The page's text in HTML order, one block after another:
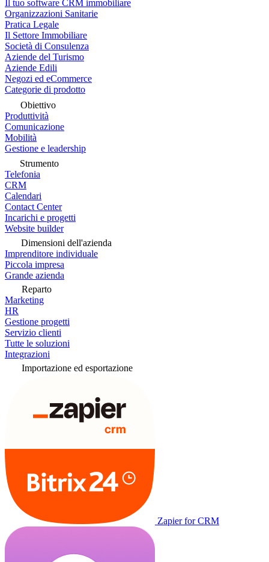
Il tuo software CRM immobiliare
Organizzazioni Sanitarie
Pratica Legale
Il Settore Immobiliare
Società di Consulenza
Aziende del Turismo
Aziende Edili
Negozi ed eCommerce
Categorie di prodotto
Obiettivo
Produttività
Comunicazione
Mobilità
Gestione e leadership
Strumento
Telefonia
CRM
Calendari
Contact Center
Incarichi e progetti
Website builder
Dimensioni dell'azienda
Imprenditore individuale
Piccola impresa
Grande azienda
Reparto
Marketing
HR
Gestione progetti
Servizio clienti
Tutte le soluzioni
Integrazioni
Importazione ed esportazione
Zapier for CRM